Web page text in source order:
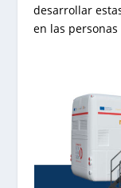
desarrollar
en las